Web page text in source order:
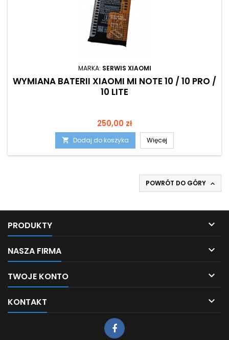
MARKA: SERWIS XIAOMI
WYMIANA BATERII XIAOMI MI NOTE 10 / 10 PRO /
10 LITE
Cena
250,00 zł
 Dodaj do koszyka Więcej
POWRÓT DO GÓRY 
PRODUKTY 
NASZA FIRMA 
TWOJE KONTO 
KONTAKT 